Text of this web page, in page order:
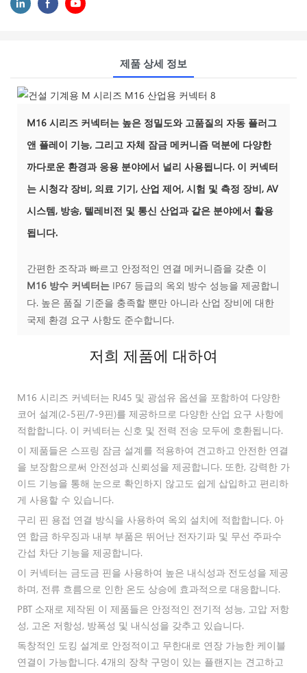
제품 상세 정보
M16 시리즈 커넥터는 높은 정밀도와 고품질의 자동 플러그
앤 플레이 기능, 그리고 자체 잠금 메커니즘 덕분에 다양한
까다로운 환경과 응용 분야에서 널리 사용됩니다. 이 커넥터
는 시청각 장비, 의료 기기, 산업 제어, 시험 및 측정 장비, AV
시스템, 방송, 텔레비전 및 통신 산업과 같은 분야에서 활용
됩니다.
간편한 조작과 빠르고 안정적인 연결 메커니즘을 갖춘 이
M16 방수 커넥터는 IP67 등급의 옥외 방수 성능을 제공합니
다. 높은 품질 기준을 충족할 뿐만 아니라 산업 장비에 대한
국제 환경 요구 사항도 준수합니다.
저희 제품에 대하여
M16 시리즈 커넥터는 RJ45 및 광섬유 옵션을 포함하여 다양한
코어 설계(2-5핀/7-9핀)를 제공하므로 다양한 산업 요구 사항에
적합합니다. 이 커넥터는 신호 및 전력 전송 모두에 호환됩니다.
이 제품들은 스프링 잠금 설계를 적용하여 견고하고 안전한 연결
을 보장함으로써 안전성과 신뢰성을 제공합니다. 또한, 강력한 가
이드 기능을 통해 눈으로 확인하지 않고도 쉽게 삽입하고 편리하
게 사용할 수 있습니다.
구리 핀 용접 연결 방식을 사용하여 옥외 설치에 적합합니다. 아
연 합금 하우징과 내부 부품은 뛰어난 전자기파 및 무선 주파수
간섭 차단 기능을 제공합니다.
이 커넥터는 금도금 핀을 사용하여 높은 내식성과 전도성을 제공
하며, 전류 흐름으로 인한 온도 상승에 효과적으로 대응합니다.
PBT 소재로 제작된 이 제품들은 안정적인 전기적 성능, 고압 저항
성, 고온 저항성, 방폭성 및 내식성을 갖추고 있습니다.
독창적인 도킹 설계로 안정적이고 무한대로 연장 가능한 케이블
연결이 가능합니다. 4개의 장착 구멍이 있는 플랜지는 견고하고